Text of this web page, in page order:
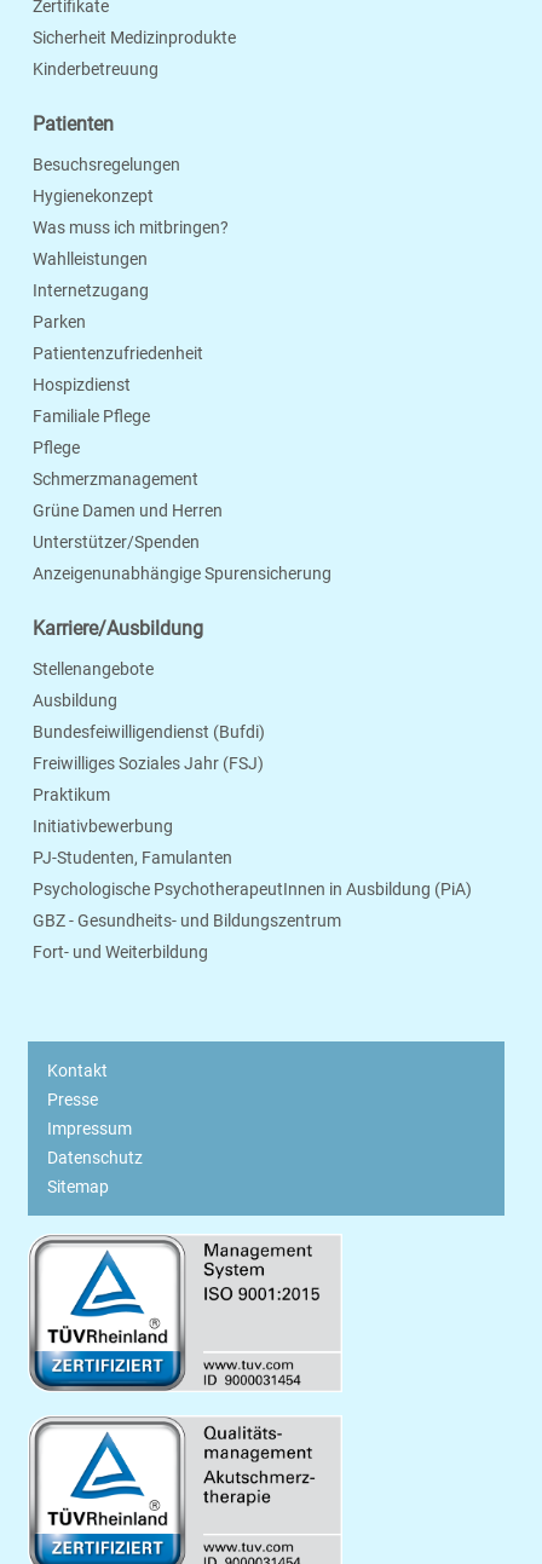
Zertifikate
Sicherheit Medizinprodukte
Kinderbetreuung
Patienten
Besuchsregelungen
Hygienekonzept
Was muss ich mitbringen?
Wahlleistungen
Internetzugang
Parken
Patientenzufriedenheit
Hospizdienst
Familiale Pflege
Pflege
Schmerzmanagement
Grüne Damen und Herren
Unterstützer/Spenden
Anzeigenunabhängige Spurensicherung
Karriere/Ausbildung
Stellenangebote
Ausbildung
Bundesfeiwilligendienst (Bufdi)
Freiwilliges Soziales Jahr (FSJ)
Praktikum
Initiativbewerbung
PJ-Studenten, Famulanten
Psychologische PsychotherapeutInnen in Ausbildung (PiA)
GBZ - Gesundheits- und Bildungszentrum
Fort- und Weiterbildung
Kontakt
Presse
Impressum
Datenschutz
Sitemap